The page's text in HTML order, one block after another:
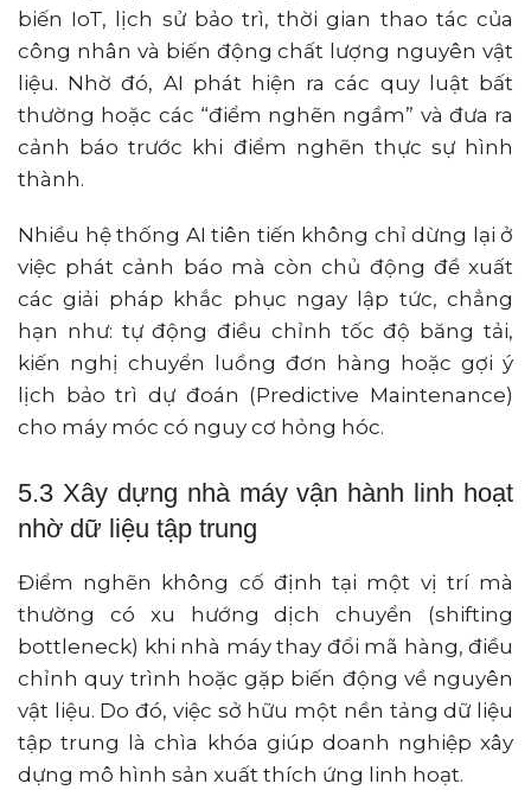
biến IoT, lịch sử bảo trì, thời gian thao tác của
công nhân và biến động chất lượng nguyên vật
liệu. Nhờ đó, AI phát hiện ra các quy luật bất
thường hoặc các “điểm nghẽn ngầm” và đưa ra
cảnh báo trước khi điểm nghẽn thực sự hình
thành.
Nhiều hệ thống AI tiên tiến không chỉ dừng lại ở
việc phát cảnh báo mà còn chủ động đề xuất
các giải pháp khắc phục ngay lập tức, chẳng
hạn như: tự động điều chỉnh tốc độ băng tải,
kiến nghị chuyển luồng đơn hàng hoặc gợi ý
lịch bảo trì dự đoán (Predictive Maintenance)
cho máy móc có nguy cơ hỏng hóc.
5.3 Xây dựng nhà máy vận hành linh hoạt
nhờ dữ liệu tập trung
Điểm nghẽn không cố định tại một vị trí mà
thường có xu hướng dịch chuyển (shifting
bottleneck) khi nhà máy thay đổi mã hàng, điều
chỉnh quy trình hoặc gặp biến động về nguyên
vật liệu. Do đó, việc sở hữu một nền tảng dữ liệu
tập trung là chìa khóa giúp doanh nghiệp xây
dựng mô hình sản xuất thích ứng linh hoạt.